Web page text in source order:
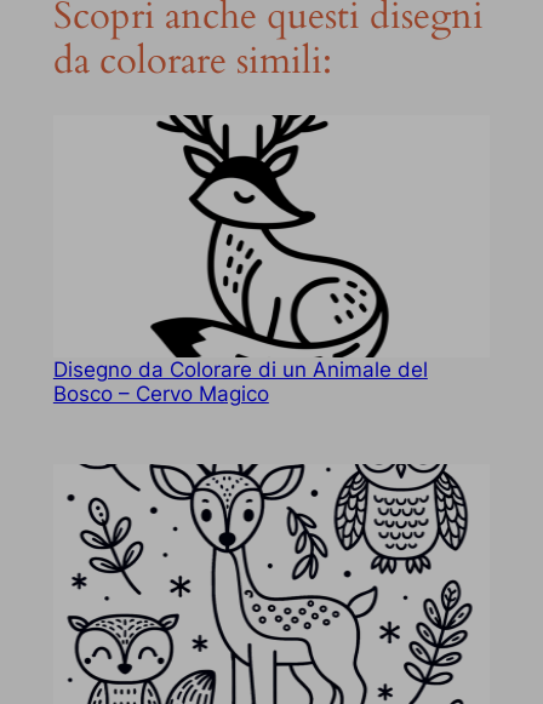
Scopri anche questi disegni
da colorare simili:
Disegno da Colorare di un Animale del
Bosco – Cervo Magico